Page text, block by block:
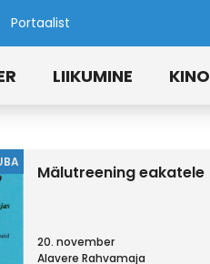
Portaalist
LIIKUMINE KINO
Mälutreening eakatele
20. november
Alavere Rahvamaja